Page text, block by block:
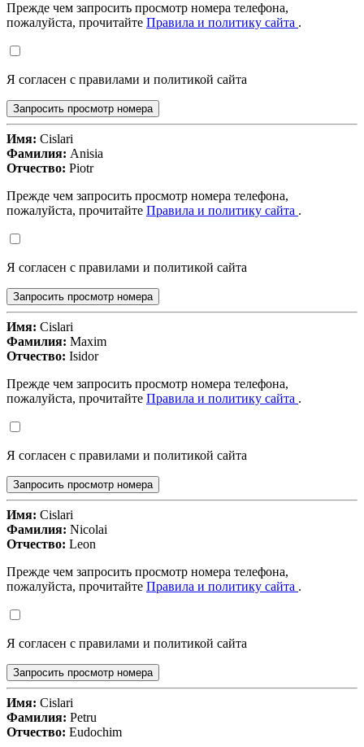
Прежде чем запросить просмотр номера телефона,
пожалуйста, прочитайте Правила и политику сайта .
Я согласен с правилами и политикой сайта
Запросить просмотр номера
Имя: Cislari
Фамилия: Anisia
Отчество: Piotr
Прежде чем запросить просмотр номера телефона,
пожалуйста, прочитайте Правила и политику сайта .
Я согласен с правилами и политикой сайта
Запросить просмотр номера
Имя: Cislari
Фамилия: Maxim
Отчество: Isidor
Прежде чем запросить просмотр номера телефона,
пожалуйста, прочитайте Правила и политику сайта .
Я согласен с правилами и политикой сайта
Запросить просмотр номера
Имя: Cislari
Фамилия: Nicolai
Отчество: Leon
Прежде чем запросить просмотр номера телефона,
пожалуйста, прочитайте Правила и политику сайта .
Я согласен с правилами и политикой сайта
Запросить просмотр номера
Имя: Cislari
Фамилия: Petru
Отчество: Eudochim